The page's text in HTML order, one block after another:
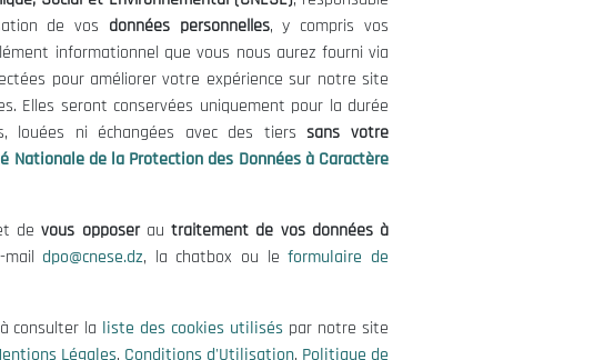
Suggestions or Initiatives?
Newsletter
Inscrivez-vous, soyez le premier à découvrir
nos dernières nouvelles.
Follow Us!
Economic, Social and Environmental Council (NESC)
de vos données personnelles, y compris vos
informationnel que vous nous aurez fourni via
pour améliorer votre expérience sur notre site
Elles seront conservées uniquement pour la durée
louées ni échangées avec des tierssans votre
Nationale de la Protection des Données à Caractère
devous opposerautraitement de vos données à
dpo@cnese.dz, la chatbox ou leformulaire de
consulter la liste des cookies utilisés par notre site
Légales, Conditions d'Utilisation, Politique de